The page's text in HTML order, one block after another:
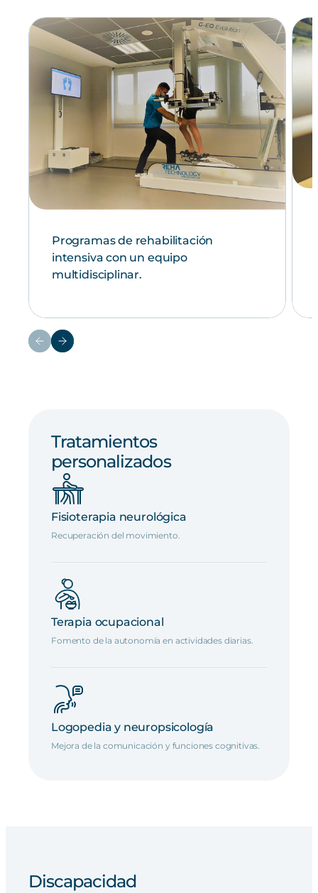
Programas de rehabilitación
intensiva con un equipo
multidisciplinar.
Tratamientos
personalizados
Fisioterapia neurológica
Recuperación del movimiento.
Terapia ocupacional
Fomento de la autonomía en actividades diarias.
Logopedia y neuropsicología
Mejora de la comunicación y funciones cognitivas.
Discapacidad